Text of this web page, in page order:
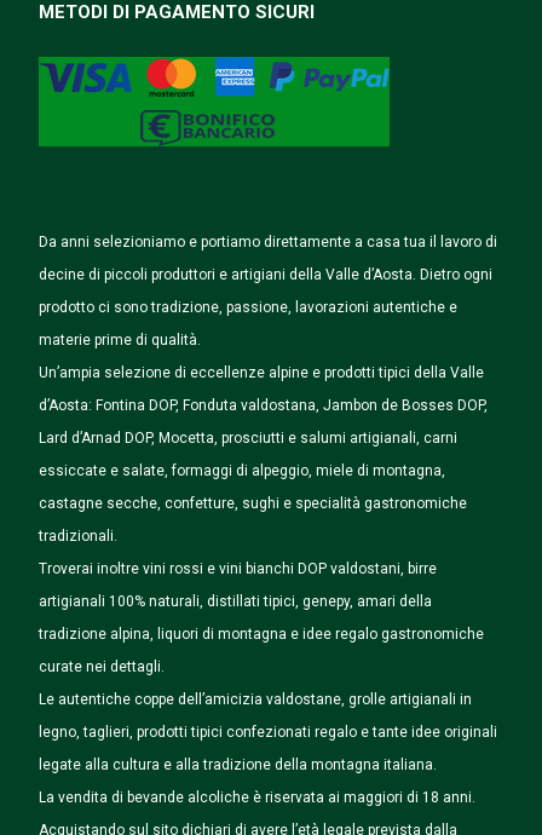
METODI DI PAGAMENTO SICURI
Da anni selezioniamo e portiamo direttamente a casa tua il lavoro di
decine di piccoli produttori e artigiani della Valle d’Aosta. Dietro ogni
prodotto ci sono tradizione, passione, lavorazioni autentiche e
materie prime di qualità.
Un’ampia selezione di eccellenze alpine e prodotti tipici della Valle
d’Aosta: Fontina DOP, Fonduta valdostana, Jambon de Bosses DOP,
Lard d’Arnad DOP, Mocetta, prosciutti e salumi artigianali, carni
essiccate e salate, formaggi di alpeggio, miele di montagna,
castagne secche, confetture, sughi e specialità gastronomiche
tradizionali.
Troverai inoltre vini rossi e vini bianchi DOP valdostani, birre
artigianali 100% naturali, distillati tipici, genepy, amari della
tradizione alpina, liquori di montagna e idee regalo gastronomiche
curate nei dettagli.
Le autentiche coppe dell’amicizia valdostane, grolle artigianali in
legno, taglieri, prodotti tipici confezionati regalo e tante idee originali
legate alla cultura e alla tradizione della montagna italiana.
La vendita di bevande alcoliche è riservata ai maggiori di 18 anni.
Acquistando sul sito dichiari di avere l’età legale prevista dalla